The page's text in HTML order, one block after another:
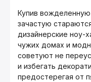
Купив
зачастую
дизайнерские ноу-
чужих домах и
советуют не
и избегать
предостерегая от